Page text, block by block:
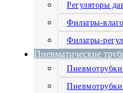
Регуляторы
Фильтры-
Фильтры-
Пневматические